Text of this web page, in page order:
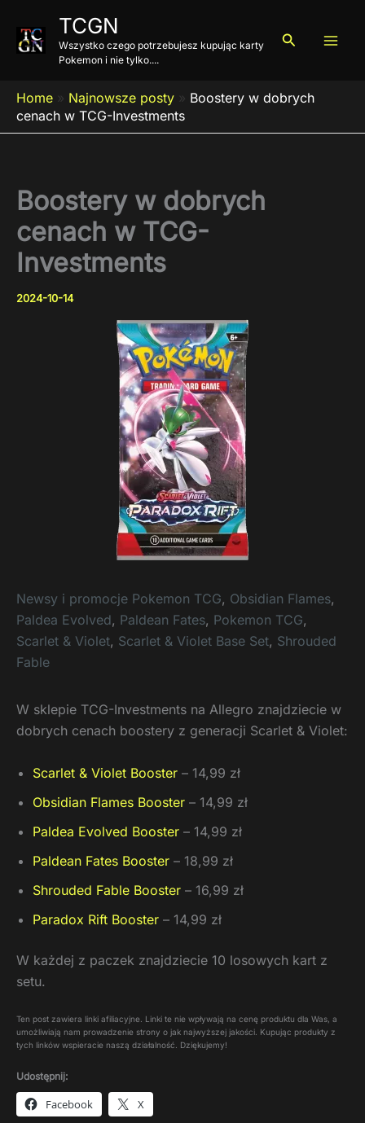
treści
TCGN
Wszystko czego potrzebujesz kupując karty
Pokemon i nie tylko....
Szukaj
Home » Najnowsze posty » Boostery w dobrych
cenach w TCG-Investments
Boostery w dobrych
cenach w TCG-
Investments
2024-10-14
Newsy i promocje Pokemon TCG, Obsidian Flames,
Paldea Evolved, Paldean Fates, Pokemon TCG,
Scarlet & Violet, Scarlet & Violet Base Set, Shrouded
Fable
W sklepie TCG-Investments na Allegro znajdziecie w
dobrych cenach boostery z generacji Scarlet & Violet:
Scarlet & Violet Booster – 14,99 zł
Obsidian Flames Booster – 14,99 zł
Paldea Evolved Booster – 14,99 zł
Paldean Fates Booster – 18,99 zł
Shrouded Fable Booster – 16,99 zł
Paradox Rift Booster – 14,99 zł
W każdej z paczek znajdziecie 10 losowych kart z
setu.
Ten post zawiera linki afiliacyjne. Linki te nie wpływają na cenę produktu dla Was, a
umożliwiają nam prowadzenie strony o jak najwyższej jakości. Kupując produkty z
tych linków wspieracie naszą działalność. Dziękujemy!
Udostępnij:
Facebook X